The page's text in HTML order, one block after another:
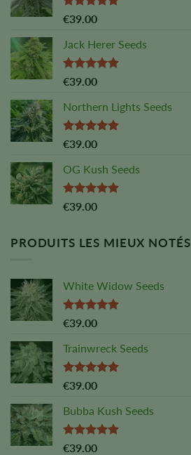
Note :
€39.00
Jack Herer Seeds
Note :
€39.00
Northern Lights Seeds
Note :
€39.00
OG Kush Seeds
Note :
€39.00
PRODUITS LES MIEUX NOTÉS
White Widow Seeds
Note :
€39.00
Trainwreck Seeds
Note :
€39.00
Bubba Kush Seeds
Note :
€39.00